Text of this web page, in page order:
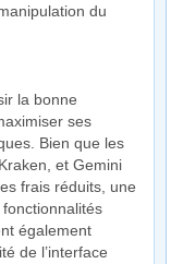
du
la bonne
ses
Bien que les
et Gemini
frais réduits, une
également
de l’interface